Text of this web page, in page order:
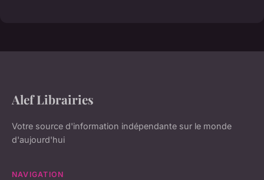
Alef Librairies
Votre source d'information indépendante sur le monde
d'aujourd'hui
NAVIGATION